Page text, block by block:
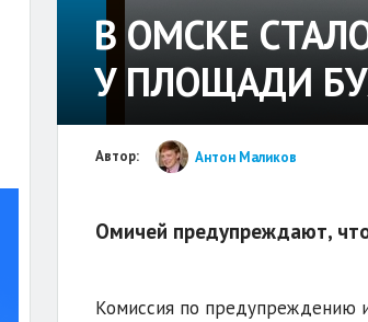
В ОМСКЕ
У ПЛОЩАДИ
Автор: Антон Маликов
Омичей предупреждают,
Комиссия по предупреждению